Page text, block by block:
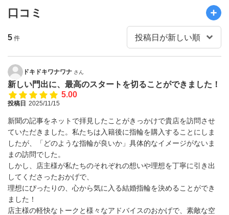
口コミ
5 件
ドキドキワナワナ さん
新しい門出に、最高のスタートを切ることができました！
5.00
投稿日 2025/11/15
新聞の記事をネットで拝見したことがきっかけで貴店を訪問させ
ていただきました。私たちは入籍後に指輪を購入することにしま
したが、「どのような指輪が良いか」具体的なイメージがないま
まの訪問でした。
​しかし、店主様が私たちのそれぞれの想いや理想を丁寧に引き出
してくださったおかげで、
理想にぴったりの、心から気に入る結婚指輪を決めることができ
ました！
​店主様の軽快なトークと様々なアドバイスのおかげで、素敵な空